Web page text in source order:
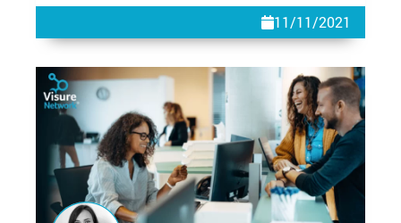
11/11/2021